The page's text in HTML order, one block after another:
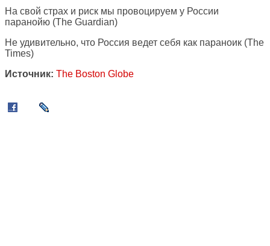
На свой страх и риск мы провоцируем у России
паранойю (The Guardian)
Не удивительно, что Россия ведет себя как параноик (The
Times)
Источник: The Boston Globe